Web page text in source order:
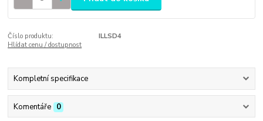
Číslo produktu:
ILLSD4
Hlídat cenu / dostupnost
Kompletní specifikace
Komentáře 0